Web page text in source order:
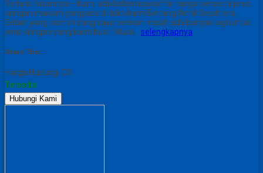
Terlaris Nisannya – Kami ada beberapa daftar harga berserta jenis
kijingan makam yang ada di toko kami Bintang Antik Sejahtera.
Selain yang contoh yang saya berikan masih ada banyak lagi untuk
jenis kijingan yang kami buat. Mulai… selengkapnya
Share This :
Harga Hubungi CS
Tersedia
Hubungi Kami